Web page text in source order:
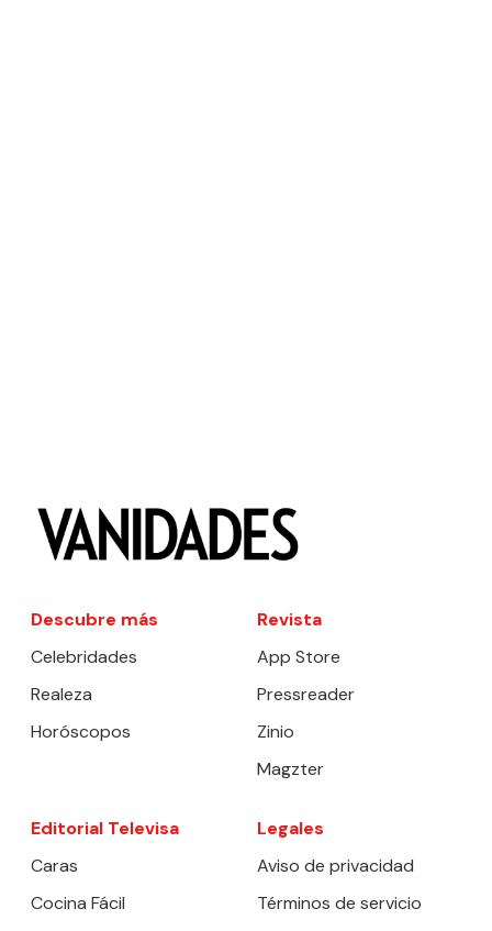
Descubre más
Celebridades
Realeza
Horóscopos
Revista
App Store
Pressreader
Zinio
Magzter
Editorial Televisa
Caras
Cocina Fácil
Legales
Aviso de privacidad
Términos de servicio